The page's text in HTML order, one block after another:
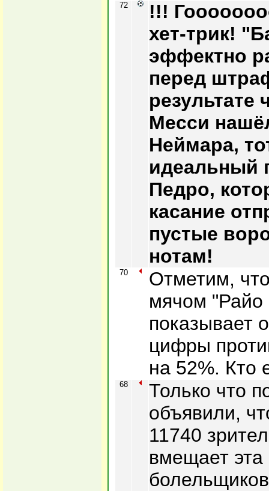
72
!!!
хет-трик!
эффектно
перед
результате
Месси
Неймара,
идеальный
Педро,
касание
пустые
нотам!
70
Отметим,
мячом "Райо
показывает
цифры
на 52%. Кто
68
Только что
объявили,
11740
вмещает